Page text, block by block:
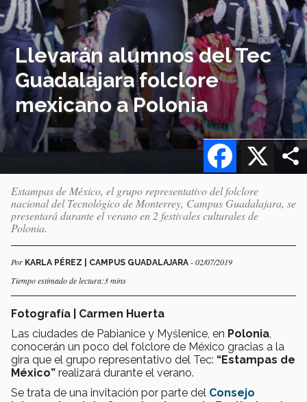
Llevarán alumnos del Tec
Guadalajara folclore
mexicano a Polonia
X
Facebook
Estampas de México, el grupo representativo del folclore
nacional del Tecnológico de Monterrey, Campus Guadalajara, se
presentará durante el verano en 2 festivales culturales de
Polonia.
Por KARLA PÉREZ | CAMPUS GUADALAJARA - 02/07/2019
Tiempo estimado de lectura:3 mins
Fotografía | Carmen Huerta
Las ciudades de Pabianice y Myślenice, en Polonia
conocerán un poco del folclore de México gracias a la
gira que el grupo representativo del Tec: “Estampas de
México” realizará durante el verano.
Se trata de una invitación por parte del Consejo